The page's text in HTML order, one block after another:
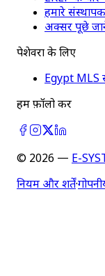
हमारे संस्थापक
अक्सर पूछे जाने
पेशेवरों के लिए
Egypt MLS
हमें फ़ॉलो करें
© 2026 — E-
नियम और शर्तें·